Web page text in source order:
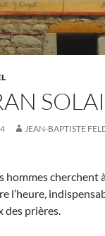
JEAN-BAPTISTE
hommes cherchent
l’heure,
des prières.